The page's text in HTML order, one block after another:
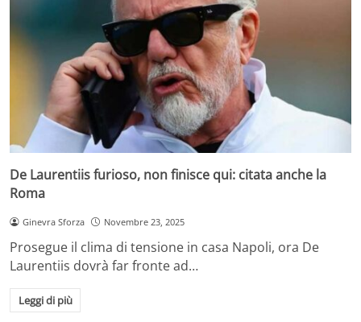
De Laurentiis furioso, non finisce qui: citata anche la
Roma
Ginevra Sforza Novembre 23, 2025
Prosegue il clima di tensione in casa Napoli, ora De
Laurentiis dovrà far fronte ad…
Leggi di più